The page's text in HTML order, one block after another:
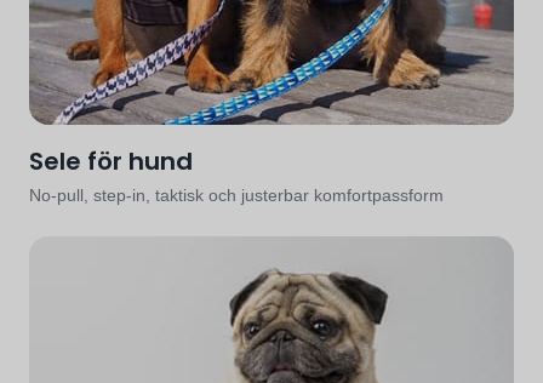
Sele för hund
No-pull, step-in, taktisk och justerbar komfortpassform